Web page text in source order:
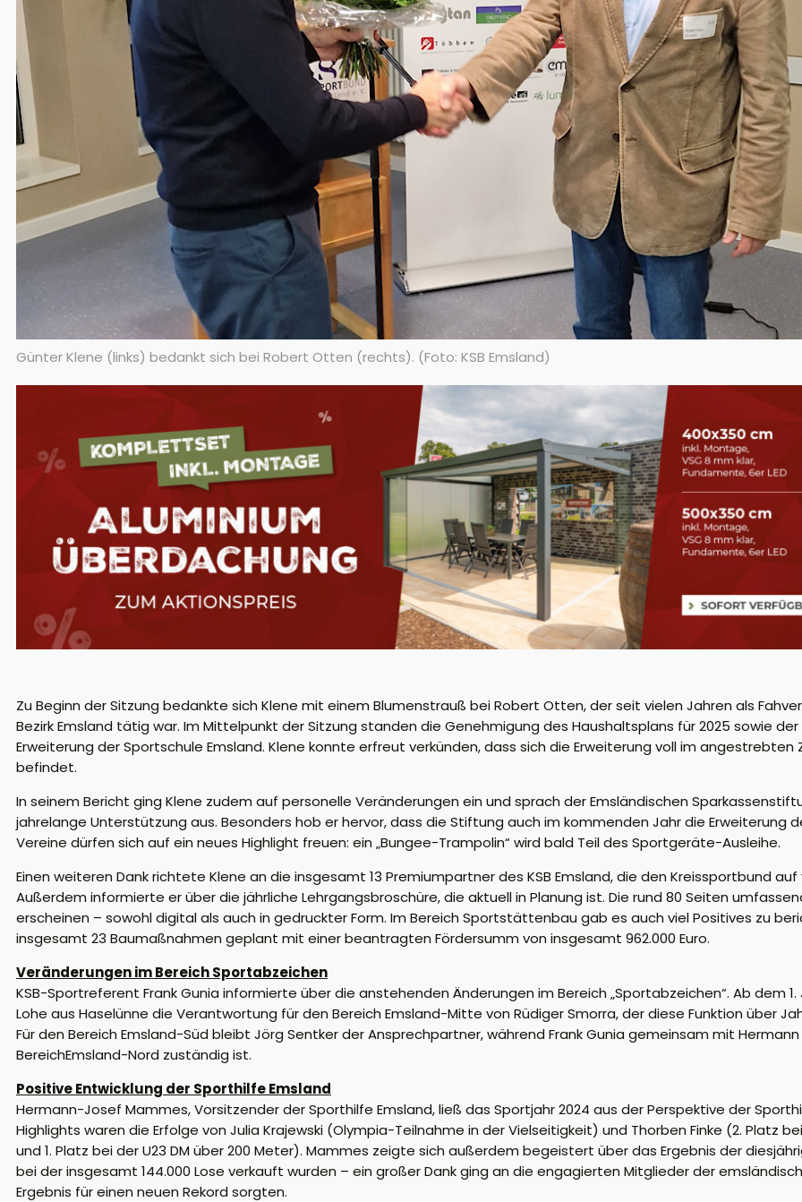
Günter Klene (links) bedankt sich bei Robert Otten (rechts). (Foto: KSB Emsland)
Zu Beginn der Sitzung bedankte sich Klene mit einem Blumenstrauß bei Robert Otten, der seit vielen Jahren als
Bezirk Emsland tätig war. Im Mittelpunkt der Sitzung standen die Genehmigung des Haushaltsplans für 2025 sowie
Erweiterung der Sportschule Emsland. Klene konnte erfreut verkünden, dass sich die Erweiterung voll im angestrebten
befindet.
In seinem Bericht ging Klene zudem auf personelle Veränderungen ein und sprach derEmsländischen
jahrelange Unterstützung aus. Besonders hob er hervor, dass die Stiftung auch im kommenden Jahr die Erweiterung
Vereine dürfen sich auf ein neues Highlight freuen: ein „Bungee-Trampolin“ wird bald Teil des Sportgeräte-Ausleihe.
Einen weiteren Dank richtete Klene an die insgesamt 13 Premiumpartner des KSB Emsland, die den Kreissportbund
Außerdem informierte er über die jährliche Lehrgangsbroschüre, die aktuell in Planung ist. Die rund 80 Seiten
erscheinen – sowohl digital als auch in gedruckter Form. Im Bereich Sportstättenbau gab es auch viel Positives zu
insgesamt 23 Baumaßnahmen geplant mit einer beantragten Fördersumm von insgesamt 962.000 Euro.
Veränderungen im Bereich Sportabzeichen
KSB-Sportreferent Frank Gunia informierte über die anstehenden Änderungen im Bereich „Sportabzeichen“. Ab dem
Lohe aus Haselünne die Verantwortung für den Bereich Emsland-Mitte von RüdigerSmorra, der diese Funktion über
Für den Bereich Emsland-Süd bleibt Jörg Sentker der Ansprechpartner, während Frank Gunia gemeinsam mit Hermann
BereichEmsland-Nord zuständig ist.
Positive Entwicklung der Sporthilfe Emsland
Hermann-Josef Mammes, Vorsitzender der Sporthilfe Emsland, ließ das Sportjahr 2024 aus der Perspektive der
Highlights waren die Erfolge von Julia Krajewski (Olympia-Teilnahme in der Vielseitigkeit) und Thorben Finke (2. Platz
und 1. Platz bei der U23 DM über 200 Meter). Mammes zeigte sich außerdem begeistert über das Ergebnis der
bei der insgesamt 144.000 Lose verkauft wurden – ein großer Dank ging an die engagierten Mitglieder der
Ergebnis für einen neuen Rekord sorgten.